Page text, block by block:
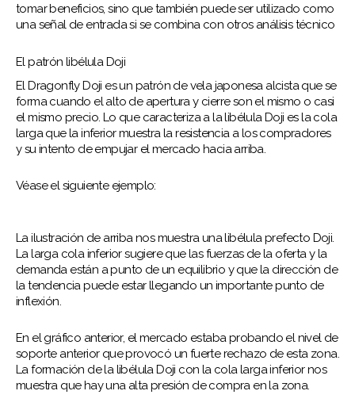
tomar beneficios, sino que también puede ser utilizado como
una señal de entrada si se combina con otros análisis técnico
El patrón libélula Doji
El Dragonfly Doji es un patrón de vela japonesa alcista que se
forma cuando el alto de apertura y cierre son el mismo o casi
el mismo precio. Lo que caracteriza a la libélula Doji es la cola
larga que la inferior muestra la resistencia a los compradores
y su intento de empujar el mercado hacia arriba.
Véase el siguiente ejemplo:
La ilustración de arriba nos muestra una libélula prefecto Doji.
La larga cola inferior sugiere que las fuerzas de la oferta y la
demanda están a punto de un equilibrio y que la dirección de
la tendencia puede estar llegando un importante punto de
inflexión.
En el gráfico anterior, el mercado estaba probando el nivel de
soporte anterior que provocó un fuerte rechazo de esta zona.
La formación de la libélula Doji con la cola larga inferior nos
muestra que hay una alta presión de compra en la zona.